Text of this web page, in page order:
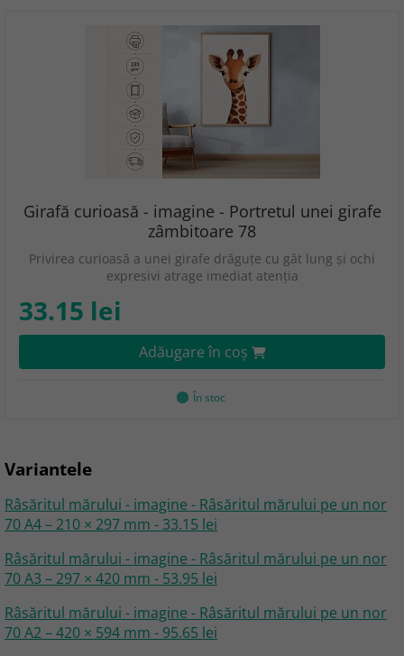
Girafă curioasă - imagine - Portretul unei girafe
zâmbitoare 78
Privirea curioasă a unei girafe drăguțe cu gât lung și ochi
expresivi atrage imediat atenția
33.15 lei
Adăugare în coş
În stoc
Variantele
Râsăritul mărului - imagine - Râsăritul mărului pe un nor
70 A4 – 210 × 297 mm - 33.15 lei
Râsăritul mărului - imagine - Râsăritul mărului pe un nor
70 A3 – 297 × 420 mm - 53.95 lei
Râsăritul mărului - imagine - Râsăritul mărului pe un nor
70 A2 – 420 × 594 mm - 95.65 lei